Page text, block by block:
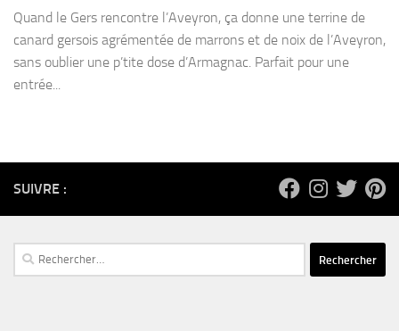
Quand le Gers rencontre l’Aveyron, ça donne une terrine de
canard gersois agrémentée de marrons et de noix de l’Aveyron,
sans oublier une p’tite dose d’Armagnac. Parfait pour une
entrée...
SUIVRE :
Rechercher :